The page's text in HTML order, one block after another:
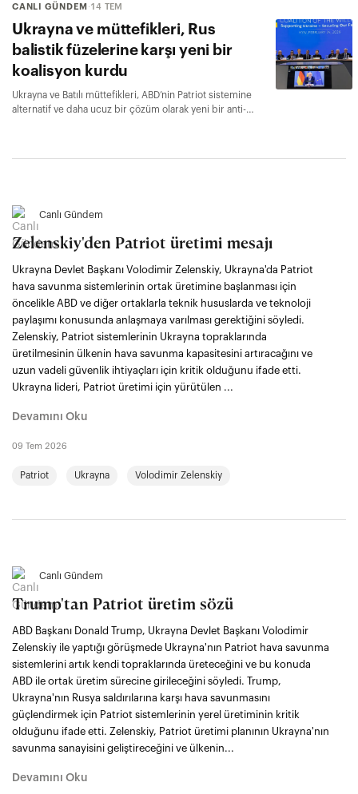
CANLI GÜNDEM ·14 TEM
Ukrayna ve müttefikleri, Rus
balistik füzelerine karşı yeni bir
koalisyon kurdu
Ukrayna ve Batılı müttefikleri, ABD’nin Patriot sistemine
alternatif ve daha ucuz bir çözüm olarak yeni bir anti-
Canlı Gündem
Zelenskiy'den Patriot üretimi mesajı
Ukrayna Devlet Başkanı Volodimir Zelenskiy, Ukrayna'da Patriot
hava savunma sistemlerinin ortak üretimine başlanması için
öncelikle ABD ve diğer ortaklarla teknik hususlarda ve teknoloji
paylaşımı konusunda anlaşmaya varılması gerektiğini söyledi.
Zelenskiy, Patriot sistemlerinin Ukrayna topraklarında
üretilmesinin ülkenin hava savunma kapasitesini artıracağını ve
uzun vadeli güvenlik ihtiyaçları için kritik olduğunu ifade etti.
Ukrayna lideri, Patriot üretimi için yürütülen ...
Devamını Oku
09 Tem 2026
Patriot Ukrayna Volodimir Zelenskiy
Canlı Gündem
Trump'tan Patriot üretim sözü
ABD Başkanı Donald Trump, Ukrayna Devlet Başkanı Volodimir
Zelenskiy ile yaptığı görüşmede Ukrayna'nın Patriot hava savunma
sistemlerini artık kendi topraklarında üreteceğini ve bu konuda
ABD ile ortak üretim sürecine girileceğini söyledi. Trump,
Ukrayna'nın Rusya saldırılarına karşı hava savunmasını
güçlendirmek için Patriot sistemlerinin yerel üretiminin kritik
olduğunu ifade etti. Zelenskiy, Patriot üretimi planının Ukrayna'nın
savunma sanayisini geliştireceğini ve ülkenin...
Devamını Oku